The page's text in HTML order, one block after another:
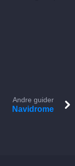
Andre guider
Navidrome